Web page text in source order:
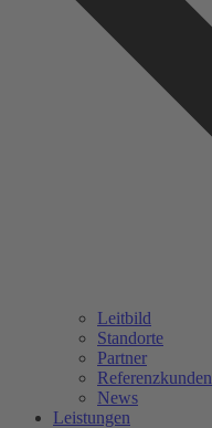
Leitbild
Standorte
Partner
Referenzkunden
News
Leistungen